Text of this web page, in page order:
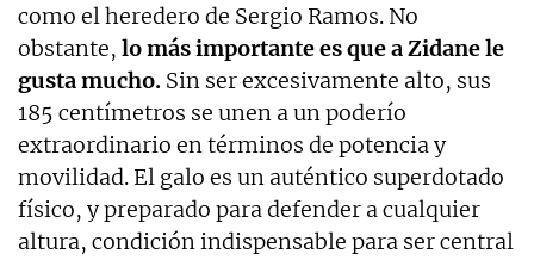
como el heredero de Sergio Ramos. No
obstante, lo más importante es que a Zidane le
gusta mucho. Sin ser excesivamente alto, sus
185 centímetros se unen a un poderío
extraordinario en términos de potencia y
movilidad. El galo es un auténtico superdotado
físico, y preparado para defender a cualquier
altura, condición indispensable para ser central